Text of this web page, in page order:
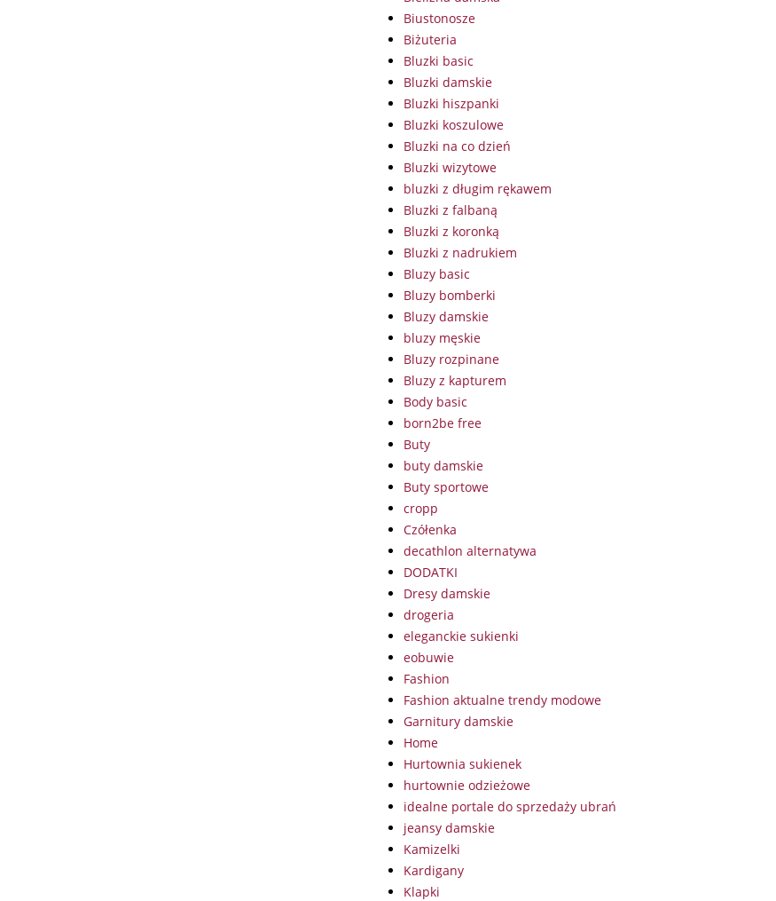
Biustonosze
Biżuteria
Bluzki basic
Bluzki damskie
Bluzki hiszpanki
Bluzki koszulowe
Bluzki na co dzień
Bluzki wizytowe
bluzki z długim rękawem
Bluzki z falbaną
Bluzki z koronką
Bluzki z nadrukiem
Bluzy basic
Bluzy bomberki
Bluzy damskie
bluzy męskie
Bluzy rozpinane
Bluzy z kapturem
Body basic
born2be free
Buty
buty damskie
Buty sportowe
cropp
Czółenka
decathlon alternatywa
DODATKI
Dresy damskie
drogeria
eleganckie sukienki
eobuwie
Fashion
Fashion aktualne trendy modowe
Garnitury damskie
Home
Hurtownia sukienek
hurtownie odzieżowe
idealne portale do sprzedaży ubrań
jeansy damskie
Kamizelki
Kardigany
Klapki